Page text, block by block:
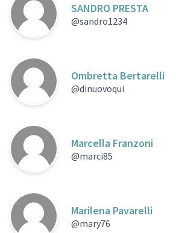
SANDRO PRESTA
@sandro1234
Ombretta Bertarelli
@dinuovoqui
Marcella Franzoni
@marci85
Marilena Pavarelli
@mary76